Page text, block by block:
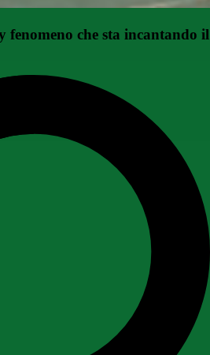
fenomeno che sta incantando il